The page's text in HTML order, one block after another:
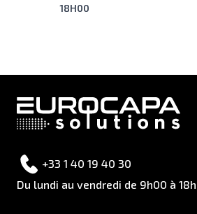
18H00
+33 1 40 19 40 30
Du lundi au vendredi de 9h00 à